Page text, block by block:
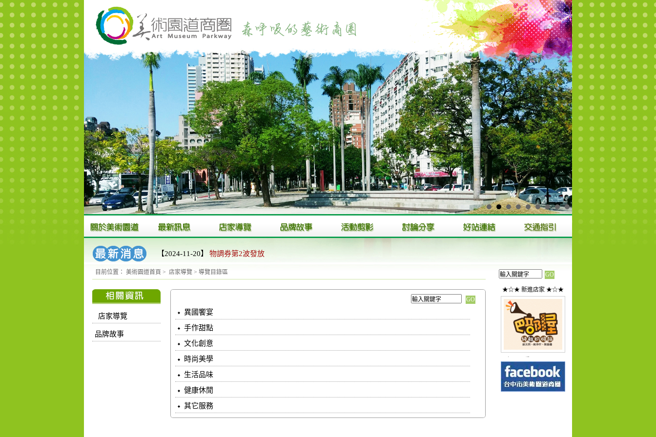
【2024-11-20】 物調券第2波發放
目前位置： 美術園道首頁 > 店家導覽 > 導覽目錄區
店家導覽
品牌故事
異國饗宴
手作甜點
文化創意
時尚美學
生活品味
健康休閒
其它服務
★☆★ 新進店家 ★☆★
巴部屋工房(Ba...
1 2 3